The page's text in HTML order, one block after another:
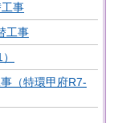
事
工事
（特環甲府R7-